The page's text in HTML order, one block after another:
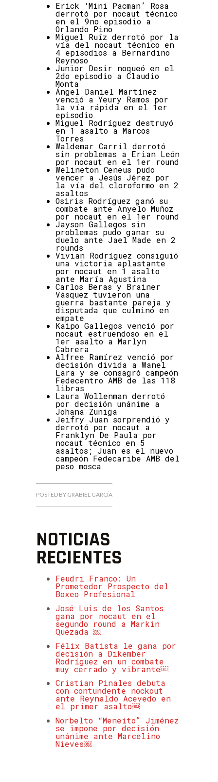
Erick ‘Mini Pacman’ Rosa
derrotó por nocaut técnico
en el 9no episodio a
Orlando Pino
Miguel Ruíz derrotó por la
vía del nocaut técnico en
4 episodios a Bernardino
Reynoso
Junior Desir noqueó en el
2do episodio a Claudio
Monta
Ángel Daniel Martínez
venció a Yeury Ramos por
la vía rápida en el 1er
episodio
Miguel Rodríguez destruyó
en 1 asalto a Marcos
Torres
Waldemar Carril derrotó
sin problemas a Erian León
por nocaut en el 1er round
Welineton Ceneus pudo
vencer a Jesús Jérez por
la vía del cloroformo en 2
asaltos
Osiris Rodríguez ganó su
combate ante Anyelo Muñoz
por nocaut en el 1er round
Jayson Gallegos sin
problemas pudo ganar su
duelo ante Jael Made en 2
rounds
Vivian Rodríguez consiguió
una victoria aplastante
por nocaut en 1 asalto
ante María Agustina
Carlos Beras y Brainer
Vásquez tuvieron una
guerra bastante pareja y
disputada que culminó en
empate
Kaipo Gallegos venció por
nocaut estruendoso en el
1er asalto a Marlyn
Cabrera
Alfree Ramírez venció por
decisión divida a Wanel
Lara y se consagró campeón
Fedecentro AMB de las 118
libras
Laura Wollenman derrotó
por decisión unánime a
Johana Zuniga
Jeifry Juan sorprendió y
derrotó por nocaut a
Franklyn De Paula por
nocaut técnico en 5
asaltos; Juan es el nuevo
campeón Fedecaribe AMB del
peso mosca
POSTED BY GRABIEL GARCÍA
NOTICIAS
RECIENTES
Feudri Franco: Un
Prometedor Prospecto del
Boxeo Profesional
José Luis de los Santos
gana por nocaut en el
segundo round a Markin
Quezada ￼
Félix Batista le gana por
decisión a Dikember
Rodríguez en un combate
muy cerrado y vibrante￼
Cristian Pinales debuta
con contundente nockout
ante Reynaldo Acevedo en
el primer asalto￼
Norbelto “Meneíto” Jiménez
se impone por decisión
unánime ante Marcelino
Nieves￼